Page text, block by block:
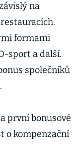
na
formami
sport a další.
společníků
první bonusové
o kompenzační